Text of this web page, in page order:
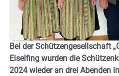
Bei der Schützengesellschaft
Eiselfing wurden die
2024 wieder an drei Abenden